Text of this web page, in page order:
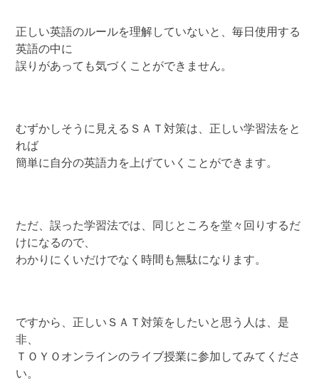
正しい英語のルールを理解していないと、毎日使用する
英語の中に
誤りがあっても気づくことができません。
むずかしそうに見えるＳＡＴ対策は、正しい学習法をと
れば
簡単に自分の英語力を上げていくことができます。
ただ、誤った学習法では、同じところを堂々回りするだ
けになるので、
わかりにくいだけでなく時間も無駄になります。
ですから、正しいＳＡＴ対策をしたいと思う人は、是
非、
ＴＯＹＯオンラインのライブ授業に参加してみてくださ
い。